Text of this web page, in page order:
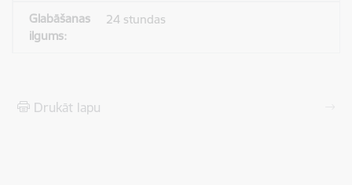
24 stundas
Drukāt lapu